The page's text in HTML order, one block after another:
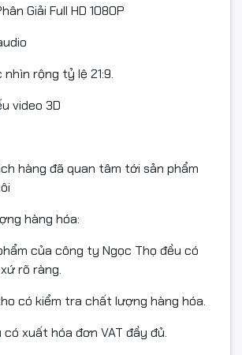
Giải Full HD 1080P
rộng tỷ lệ 21:9.
video 3D
hàng đã quan tâm tới sản phẩm
hàng hóa:
của công ty Ngọc Thọ đều có
rõ ràng.
có kiểm tra chất lượng hàng hóa.
có xuất hóa đơn VAT đầy đủ.